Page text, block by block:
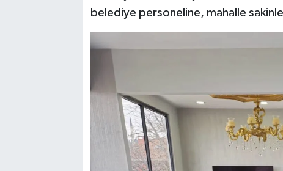
belediye personeline, mahalle